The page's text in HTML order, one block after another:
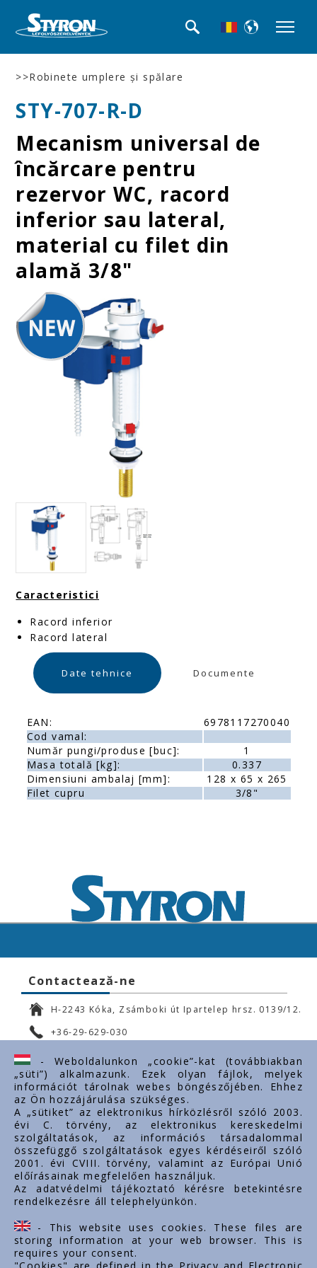
>>Robinete umplere şi spălare
STY-707-R-D
Mecanism universal de
încărcare pentru
rezervor WC, racord
inferior sau lateral,
material cu filet din
alamă 3/8"
Caracteristici
Racord inferior
Racord lateral
Date tehnice Documente
EAN:
6978117270040
Cod vamal:
Număr pungi/produse [buc]:
1
Masa totală [kg]:
0.337
Dimensiuni ambalaj [mm]:
128 x 65 x 265
Filet cupru
3/8"
Contactează-ne
H-2243 Kóka, Zsámboki út Ipartelep hrsz. 0139/12.
+36-29-629-030
ertekesites@styron.hu
export@styron.hu
www.styron.hu
Linkuri importante
Despre noi
Documente
Contact
Carieră
- Weboldalunkon „cookie”-kat (továbbiakban
„süti”) alkalmazunk. Ezek olyan fájlok, melyek
információt tárolnak webes böngészőjében. Ehhez
az Ön hozzájárulása szükséges.
A „sütiket” az elektronikus hírközlésről szóló 2003.
évi C. törvény, az elektronikus kereskedelmi
szolgáltatások, az információs társadalommal
összefüggő szolgáltatások egyes kérdéseiről szóló
2001. évi CVIII. törvény, valamint az Európai Unió
előírásainak megfelelően használjuk.
Az adatvédelmi tájékoztató kérésre betekintésre
rendelkezésre áll telephelyünkön.
- This website uses cookies. These files are
storing information at your web browser. This is
requires your consent.